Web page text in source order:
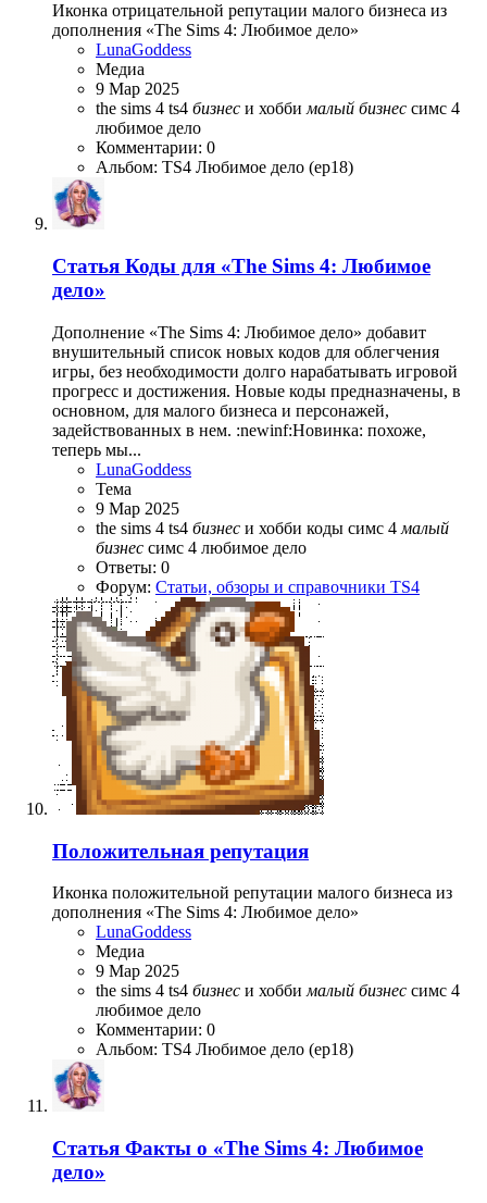
Иконка отрицательной репутации малого бизнеса из
дополнения «The Sims 4: Любимое дело»
LunaGoddess
Медиа
9 Мар 2025
the sims 4 ts4 бизнес и хобби малый бизнес симс 4
любимое дело
Комментарии: 0
Альбом: TS4 Любимое дело (ep18)
Статья Коды для «The Sims 4: Любимое
дело»
Дополнение «The Sims 4: Любимое дело» добавит
внушительный список новых кодов для облегчения
игры, без необходимости долго нарабатывать игровой
прогресс и достижения. Новые коды предназначены, в
основном, для малого бизнеса и персонажей,
задействованных в нем. :newinf:Новинка: похоже,
теперь мы...
LunaGoddess
Тема
9 Мар 2025
the sims 4 ts4 бизнес и хобби коды симс 4 малый
бизнес симс 4 любимое дело
Ответы: 0
Форум: Статьи, обзоры и справочники TS4
Положительная репутация
Иконка положительной репутации малого бизнеса из
дополнения «The Sims 4: Любимое дело»
LunaGoddess
Медиа
9 Мар 2025
the sims 4 ts4 бизнес и хобби малый бизнес симс 4
любимое дело
Комментарии: 0
Альбом: TS4 Любимое дело (ep18)
Статья Факты о «The Sims 4: Любимое
дело»